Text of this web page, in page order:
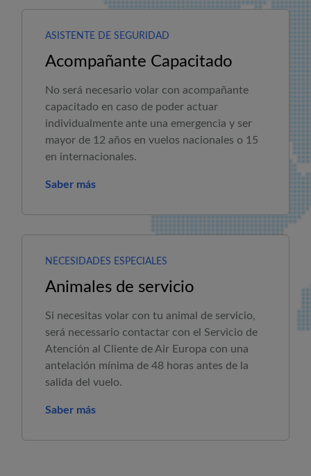
ASISTENTE DE SEGURIDAD
Acompañante Capacitado
No será necesario volar con acompañante
capacitado en caso de poder actuar
individualmente ante una emergencia y ser
mayor de 12 años en vuelos nacionales o 15
en internacionales.
Saber más
NECESIDADES ESPECIALES
Animales de servicio
Si necesitas volar con tu animal de servicio,
será necessario contactar con el Servicio de
Atención al Cliente deAir Europa con una
antelación mínima de 48 horas antes de la
salida del vuelo.
Saber más